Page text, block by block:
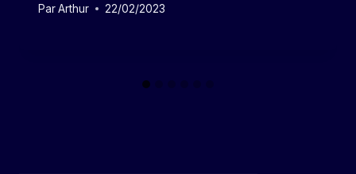
ParArthur 22/02/2023